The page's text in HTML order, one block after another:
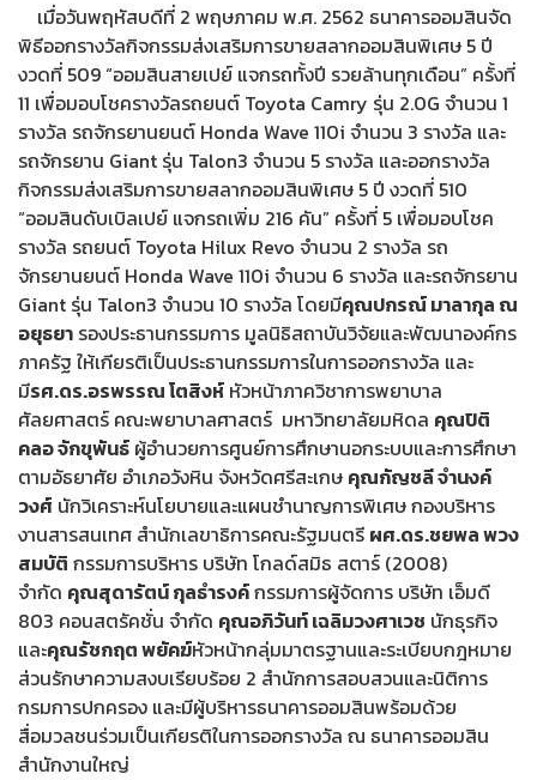
เมื่อวันพฤหัสบดีที่ 2 พฤษภาคม พ.ศ. 2562 ธนาคารออมสินจัด
พิธีออกรางวัลกิจกรรมส่งเสริมการขายสลากออมสินพิเศษ 5 ปี
งวดที่ 509 “ออมสินสายเปย์ แจกรถทั้งปี รวยล้านทุกเดือน” ครั้งที่
11 เพื่อมอบโชครางวัลรถยนต์ Toyota Camry รุ่น 2.0G จำนวน 1
รางวัล รถจักรยานยนต์ Honda Wave 110i จำนวน 3 รางวัล และ
รถจักรยาน Giant รุ่น Talon3 จำนวน 5 รางวัล และออกรางวัล
กิจกรรมส่งเสริมการขายสลากออมสินพิเศษ 5 ปี งวดที่ 510
“ออมสินดับเบิลเปย์ แจกรถเพิ่ม 216 คัน” ครั้งที่ 5 เพื่อมอบโชค
รางวัล รถยนต์ Toyota Hilux Revo จำนวน 2 รางวัล รถ
จักรยานยนต์ Honda Wave 110i จำนวน 6 รางวัล และรถจักรยาน
Giant รุ่น Talon3 จำนวน 10 รางวัล โดยมีคุณปกรณ์ มาลากุล ณ
อยุธยา รองประธานกรรมการ มูลนิธิสถาบันวิจัยและพัฒนาองค์กร
ภาครัฐ ให้เกียรติเป็นประธานกรรมการในการออกรางวัล และ
มีรศ.ดร.อรพรรณ โตสิงห์ หัวหน้าภาควิชาการพยาบาล
ศัลยศาสตร์ คณะพยาบาลศาสตร์ มหาวิทยาลัยมหิดล คุณปิติ
คลอ จักขุพันธ์ ผู้อำนวยการศูนย์การศึกษานอกระบบและการศึกษา
ตามอัธยาศัย อำเภอวังหิน จังหวัดศรีสะเกษ คุณกัญชลี จำนงค์
วงศ์ นักวิเคราะห์นโยบายและแผนชำนาญการพิเศษ กองบริหาร
งานสารสนเทศ สำนักเลขาธิการคณะรัฐมนตรี ผศ.ดร.ชยพล พวง
สมบัติ กรรมการบริหาร บริษัท โกลด์สมิธ สตาร์ (2008)
จำกัด คุณสุดารัตน์ กุลธำรงค์กรรมการผู้จัดการ บริษัท เอ็มดี
803 คอนสตรัคชั่น จำกัด คุณอภิวันท์ เฉลิมวงศาเวช นักธุรกิจ
และคุณรัชกฤต พยัคฆ์หัวหน้ากลุ่มมาตรฐานและระเบียบกฎหมาย
ส่วนรักษาความสงบเรียบร้อย 2 สำนักการสอบสวนและนิติการ
กรมการปกครอง และมีผู้บริหารธนาคารออมสินพร้อมด้วย
สื่อมวลชนร่วมเป็นเกียรติในการออกรางวัล ณ ธนาคารออมสิน
สำนักงานใหญ่